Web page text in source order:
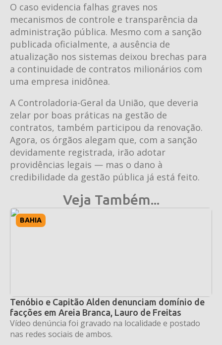
O caso evidencia falhas graves nos
mecanismos de controle e transparência da
administração pública. Mesmo com a sanção
publicada oficialmente, a ausência de
atualização nos sistemas deixou brechas para
a continuidade de contratos milionários com
uma empresa inidônea.
A Controladoria-Geral da União, que deveria
zelar por boas práticas na gestão de
contratos, também participou da renovação.
Agora, os órgãos alegam que, com a sanção
devidamente registrada, irão adotar
providências legais — mas o dano à
credibilidade da gestão pública já está feito.
Veja Também...
BAHIA
Tenóbio e Capitão Alden denunciam domínio de
facções em Areia Branca, Lauro de Freitas
Vídeo denúncia foi gravado na localidade e postado
nas redes sociais de ambos.